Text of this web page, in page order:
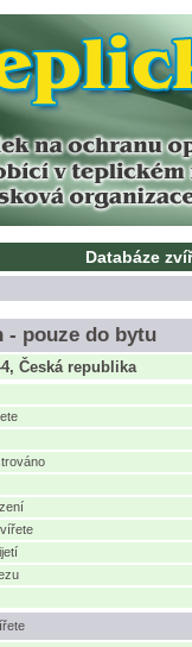
Databáze
- pouze do bytu
Česká republika